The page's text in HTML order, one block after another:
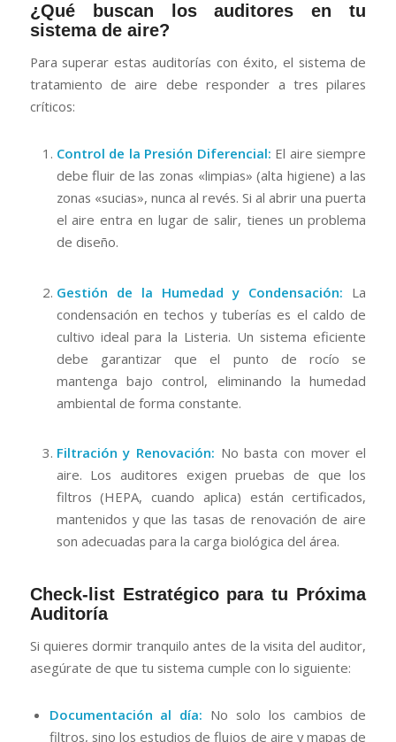
¿Qué buscan los auditores en tu
sistema de aire?
Para superar estas auditorías con éxito, el sistema de
tratamiento de aire debe responder a tres pilares
críticos:
Control de la Presión Diferencial: El aire siempre
debe fluir de las zonas «limpias» (alta higiene) a las
zonas «sucias», nunca al revés. Si al abrir una puerta
el aire entra en lugar de salir, tienes un problema
de diseño.
Gestión de la Humedad y Condensación: La
condensación en techos y tuberías es el caldo de
cultivo ideal para la Listeria. Un sistema eficiente
debe garantizar que el punto de rocío se
mantenga bajo control, eliminando la humedad
ambiental de forma constante.
Filtración y Renovación: No basta con mover el
aire. Los auditores exigen pruebas de que los
filtros (HEPA, cuando aplica) están certificados,
mantenidos y que las tasas de renovación de aire
son adecuadas para la carga biológica del área.
Check-list Estratégico para tu Próxima
Auditoría
Si quieres dormir tranquilo antes de la visita del auditor,
asegúrate de que tu sistema cumple con lo siguiente:
Documentación al día: No solo los cambios de
filtros, sino los estudios de flujos de aire y mapas de